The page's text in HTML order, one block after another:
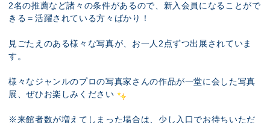
2名の推薦など諸々の条件があるので、新入会員になることがで
きる＝活躍されている方々ばかり！
見ごたえのある様々な写真が、お一人2点ずつ出展されていま
す。
様々なジャンルのプロの写真家さんの作品が一堂に会した写真
展、ぜひお楽しみください
※来館者数が増えてしまった場合は、少し入口でお待ちいただ